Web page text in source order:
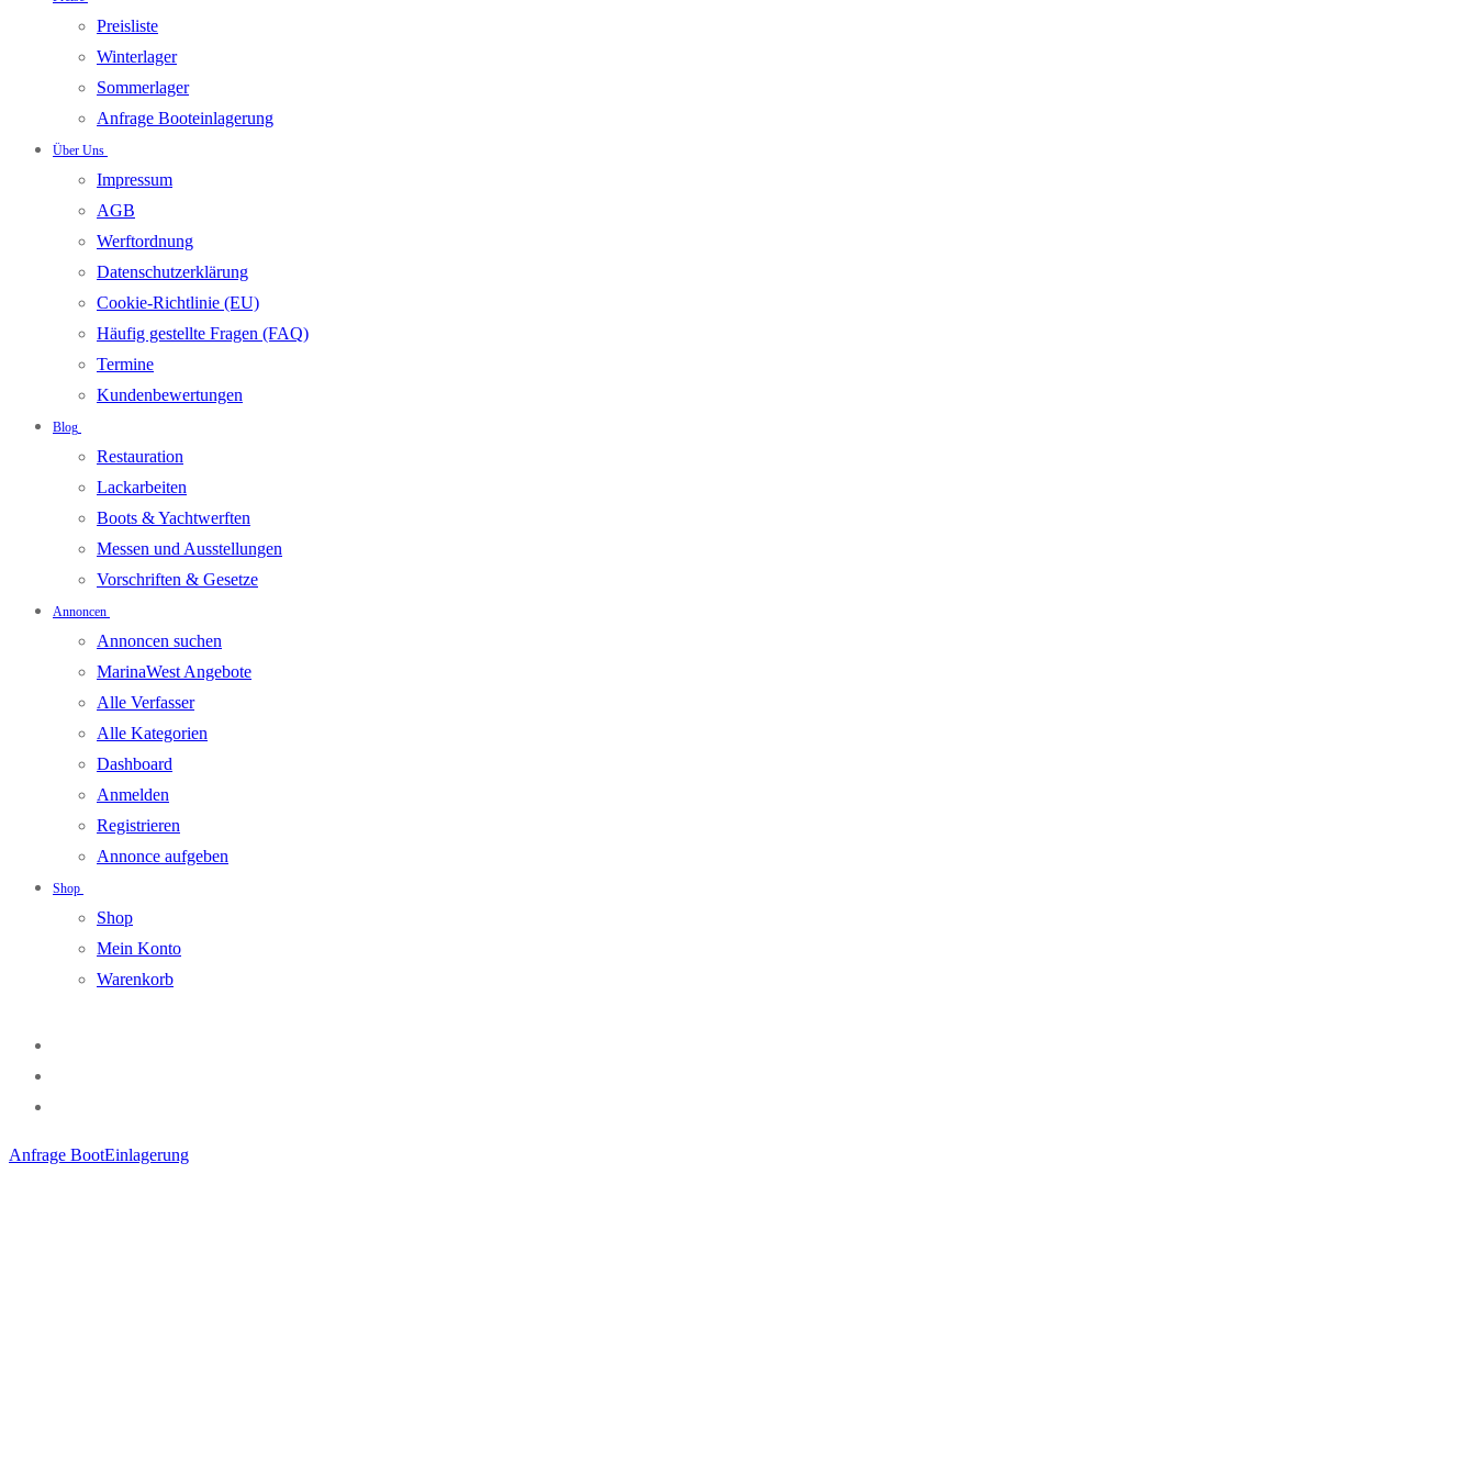
Preisliste
Winterlager
Sommerlager
Anfrage Booteinlagerung
Über Uns
Impressum
AGB
Werftordnung
Datenschutzerklärung
Cookie-Richtlinie (EU)
Häufig gestellte Fragen (FAQ)
Termine
Kundenbewertungen
Blog
Restauration
Lackarbeiten
Boots & Yachtwerften
Messen und Ausstellungen
Vorschriften & Gesetze
Annoncen
Annoncen suchen
MarinaWest Angebote
Alle Verfasser
Alle Kategorien
Dashboard
Anmelden
Registrieren
Annonce aufgeben
Shop
Shop
Mein Konto
Warenkorb
Anfrage BootEinlagerung